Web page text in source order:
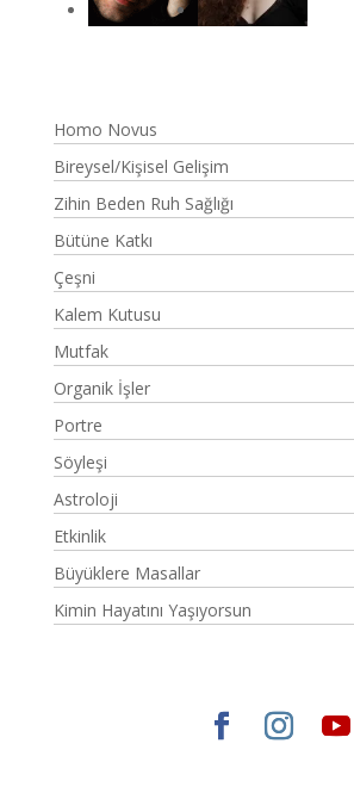
Homo Novus
Bireysel/Kişisel Gelişim
Zihin Beden Ruh Sağlığı
Bütüne Katkı
Çeşni
Kalem Kutusu
Mutfak
Organik İşler
Portre
Söyleşi
Astroloji
Etkinlik
Büyüklere Masallar
Kimin Hayatını Yaşıyorsun